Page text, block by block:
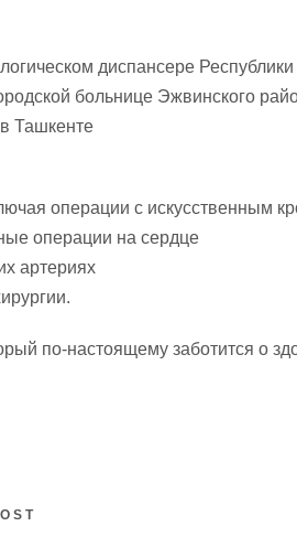
диспансере
больнице Эжвинского
Ташкенте
операции с искусственным
операции на сердце
артериях
по-настоящему заботится о